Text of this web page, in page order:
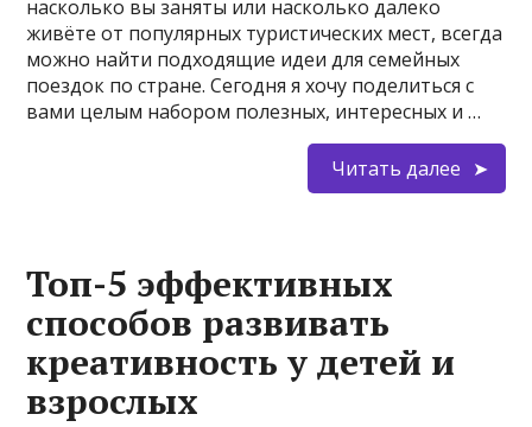
насколько вы заняты или насколько далеко
живёте от популярных туристических мест, всегда
можно найти подходящие идеи для семейных
поездок по стране. Сегодня я хочу поделиться с
вами целым набором полезных, интересных и …
Читать далее
Топ-5 эффективных
способов развивать
креативность у детей и
взрослых